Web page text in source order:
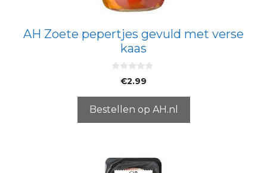
AH Zoete pepertjes gevuld met verse
kaas
5
€2.99
Bestellen op AH.nl